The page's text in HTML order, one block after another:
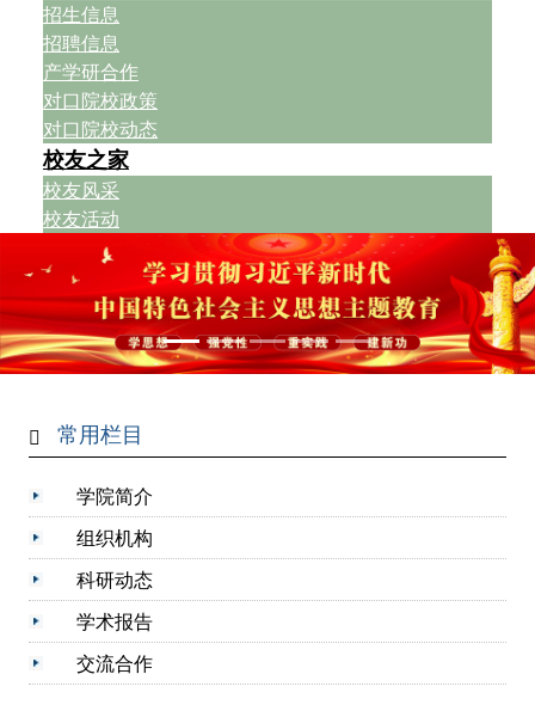
招生信息
招聘信息
产学研合作
对口院校政策
对口院校动态
校友之家
校友风采
校友活动
常用栏目
学院简介
组织机构
科研动态
学术报告
交流合作